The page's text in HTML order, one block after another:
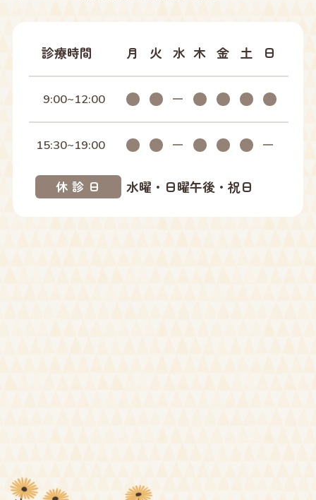
2025年04月
2025年02月
2024年12月
2024年10月
診療時間 月 火 水 木 金 土 日
9:00~12:00
15:30~19:00
休診日 水曜・日曜午後・祝日